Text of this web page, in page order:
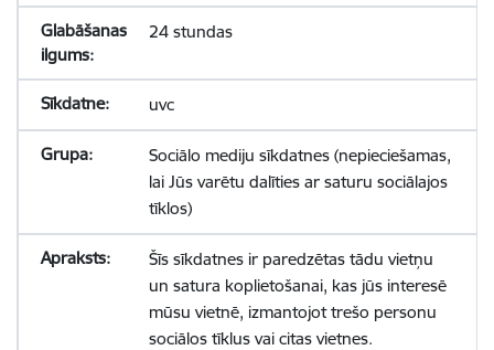
24 stundas
uvc
Sociālo mediju sīkdatnes (nepieciešamas,
lai Jūs varētu dalīties ar saturu sociālajos
tīklos)
Šīs sīkdatnes ir paredzētas tādu vietņu
un satura koplietošanai, kas jūs interesē
mūsu vietnē, izmantojot trešo personu
sociālos tīklus vai citas vietnes.